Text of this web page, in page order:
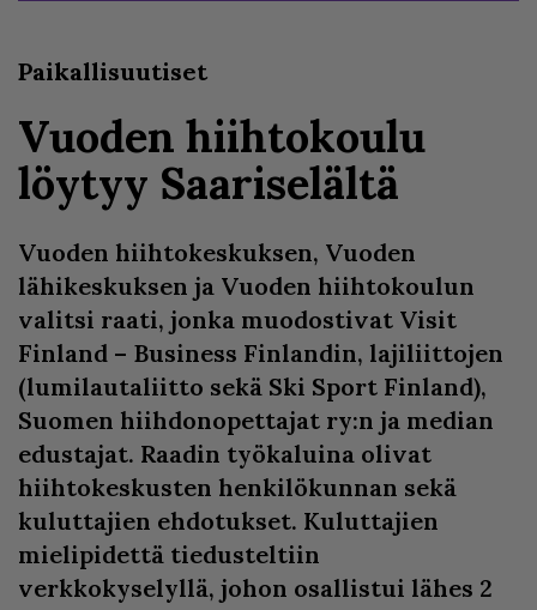
Paikallisuutiset
Vuoden hiihtokoulu
löytyy Saariselältä
Vuoden hiihtokeskuksen, Vuoden
lähikeskuksen ja Vuoden hiihtokoulun
valitsi raati, jonka muodostivat Visit
Finland – Business Finlandin, lajiliittojen
(lumilautaliitto sekä Ski Sport Finland),
Suomen hiihdonopettajat ry:n ja median
edustajat. Raadin työkaluina olivat
hiihtokeskusten henkilökunnan sekä
kuluttajien ehdotukset. Kuluttajien
mielipidettä tiedusteltiin
verkkokyselyllä, johon osallistui lähes 2